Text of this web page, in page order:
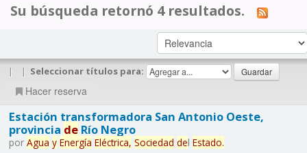
Su búsqueda retornó 4 resultados.
| | Seleccionar títulos para:
Hacer reserva
Estación transformadora San Antonio Oeste,
provincia deRío Negro
por Agua y Energía Eléctrica, Sociedad del Estado.